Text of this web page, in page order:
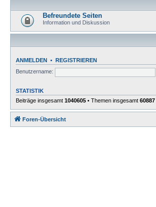
Befreundete Seiten
Information und Diskussion
ANMELDEN • REGISTRIEREN
Benutzername:
STATISTIK
Beiträge insgesamt 1040605 • Themen insgesamt 60887
Foren-Übersicht